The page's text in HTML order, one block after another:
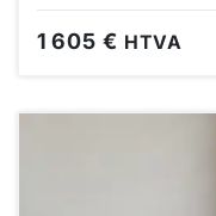
1 605 € HTVA